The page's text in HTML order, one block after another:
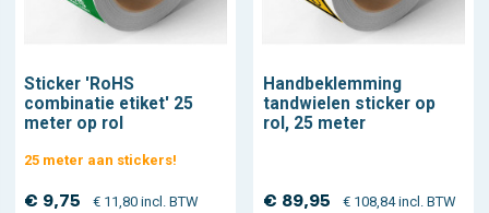
Sticker 'RoHS
combinatie etiket' 25
meter op rol
25 meter aan stickers!
€ 9,75 € 11,80 incl. BTW
Handbeklemming
tandwielen sticker op
rol, 25 meter
€ 89,95 € 108,84 incl. BTW